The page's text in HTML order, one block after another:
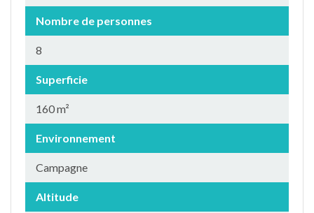
Nombre de personnes
8
Superficie
160 m²
Environnement
Campagne
Altitude